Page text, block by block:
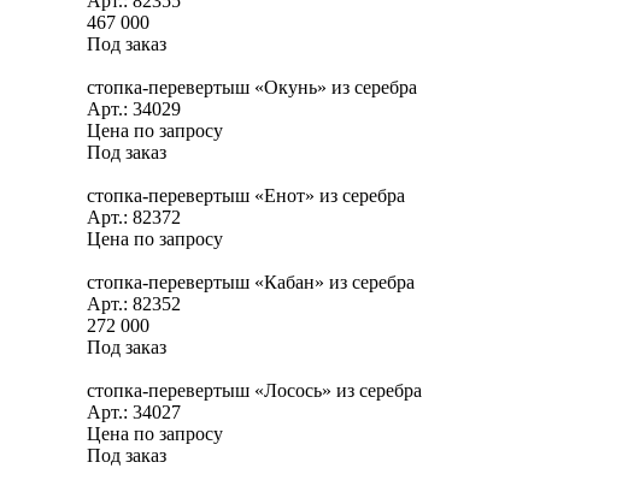
467 000
Под заказ
стопка-перевертыш «Окунь» из серебра
Арт.: 34029
Цена по запросу
Под заказ
стопка-перевертыш «Енот» из серебра
Арт.: 82372
Цена по запросу
стопка-перевертыш «Кабан» из серебра
Арт.: 82352
272 000
Под заказ
стопка-перевертыш «Лосось» из серебра
Арт.: 34027
Цена по запросу
Под заказ